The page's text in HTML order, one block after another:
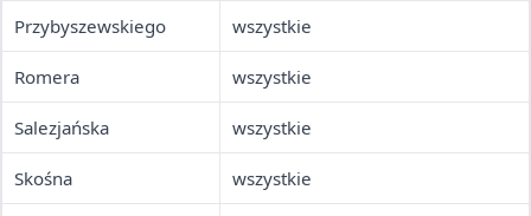
Przybyszewskiego wszystkie
Romera wszystkie
Salezjańska wszystkie
Skośna wszystkie